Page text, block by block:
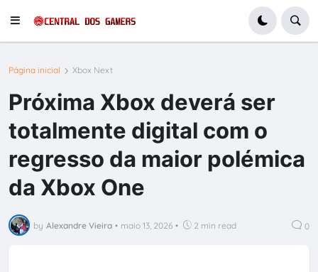
Página inicial Xbox Next
Próxima Xbox deverá ser
totalmente digital com o
regresso da maior polémica
da Xbox One
by Alexandre Vieira • maio 13, 2026 • 2 min read 0